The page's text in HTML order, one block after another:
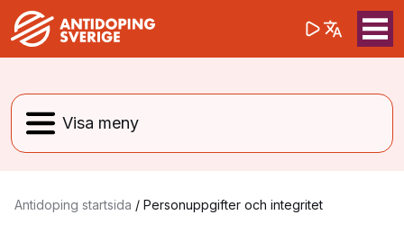
Sök på(opens in a
Antidoping startsida / Personuppgifter och integritet